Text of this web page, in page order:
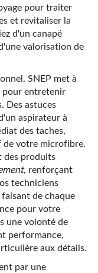
pour traiter
et revitaliser la
d'un canapé
valorisation de
SNEP met à
pour entretenir
Des astuces
aspirateur à
des taches,
de votre microfibre.
des produits
, renforçant
techniciens
de chaque
pour votre
une volonté de
performance,
aux détails.
par une